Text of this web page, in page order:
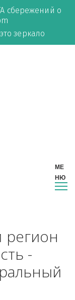
сбережений о
зеркало
регион
-